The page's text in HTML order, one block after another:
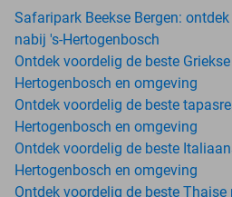
Safaripark Beekse Bergen:
nabij 's-Hertogenbosch
Ontdek voordelig de beste
Hertogenbosch en omgeving
Ontdek voordelig de beste
Hertogenbosch en omgeving
Ontdek voordelig de beste
Hertogenbosch en omgeving
Ontdek voordelig de beste Thaise